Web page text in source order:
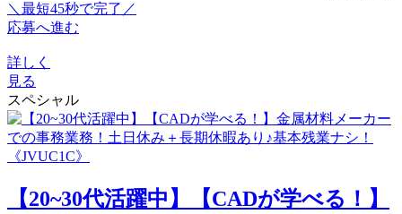
＼最短45秒で完了／
応募へ進む
詳しく
見る
スペシャル
【20~30代活躍中】【CADが学べる！】